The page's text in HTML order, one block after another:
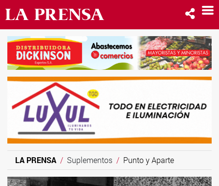
LA PRENSA Suplementos Punto y Aparte